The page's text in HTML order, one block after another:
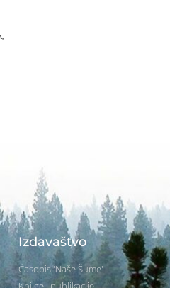
Izdavaštvo
Časopis 'Naše Šume'